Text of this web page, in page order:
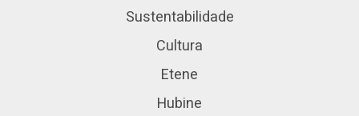
Sustentabilidade
Cultura
Etene
Hubine